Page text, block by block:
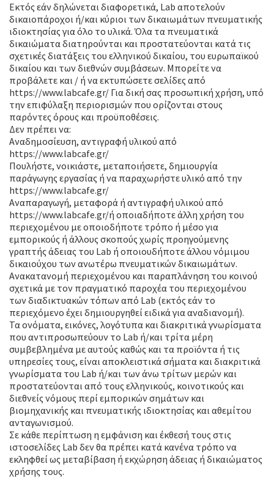
Εκτός εάν δηλώνεται διαφορετικά, Lab αποτελούν
δικαιοπάροχοι ή/και κύριοι των δικαιωμάτων πνευματικής
ιδιοκτησίας για όλο το υλικά. Όλα τα πνευματικά
δικαιώματα διατηρούνται και προστατεύονται κατά τις
σχετικές διατάξεις του ελληνικού δικαίου, του ευρωπαϊκού
δικαίου και των διεθνών συμβάσεων. Μπορείτε να
προβάλετε και / ή να εκτυπώσετε σελίδες από
https://www.labcafe.gr/ Για δική σας προσωπική χρήση, υπό
την επιφύλαξη περιορισμών που ορίζονται στους
παρόντες όρους και προϋποθέσεις.
Δεν πρέπει να:
Αναδημοσίευση, αντιγραφή υλικού από
https://www.labcafe.gr/
Πουλήστε, νοικιάστε, μεταποιήσετε, δημιουργία
παράγωγης εργασίας ή να παραχωρήστε υλικό από την
https://www.labcafe.gr/
Αναπαραγωγή, μεταφορά ή αντιγραφή υλικού από
https://www.labcafe.gr/ή οποιαδήποτε άλλη χρήση του
περιεχομένου με οποιοδήποτε τρόπο ή μέσο για
εμπορικούς ή άλλους σκοπούς χωρίς προηγούμενης
γραπτής άδειας του Lab ή οποιουδήποτε άλλου νόμιμου
δικαιούχου των ανωτέρω πνευματικών δικαιωμάτων.
Ανακατανομή περιεχομένου και παραπλάνηση του κοινού
σχετικά με τον πραγματικό παροχέα του περιεχομένου
των διαδικτυακών τόπων από Lab (εκτός εάν το
περιεχόμενο έχει δημιουργηθεί ειδικά για αναδιανομή).
Τα ονόματα, εικόνες, λογότυπα και διακριτικά γνωρίσματα
που αντιπροσωπεύουν το Lab ή/και τρίτα μέρη
συμβεβλημένα με αυτούς καθώς και τα προϊόντα ή τις
υπηρεσίες τους, είναι αποκλειστικά σήματα και διακριτικά
γνωρίσματα του Lab ή/και των άνω τρίτων μερών και
προστατεύονται από τους ελληνικούς, κοινοτικούς και
διεθνείς νόμους περί εμπορικών σημάτων και
βιομηχανικής και πνευματικής ιδιοκτησίας και αθεμίτου
ανταγωνισμού.
Σε κάθε περίπτωση η εμφάνιση και έκθεσή τους στις
ιστοσελίδες Lab δεν θα πρέπει κατά κανένα τρόπο να
εκληφθεί ως μεταβίβαση ή εκχώρηση άδειας ή δικαιώματος
χρήσης τους.